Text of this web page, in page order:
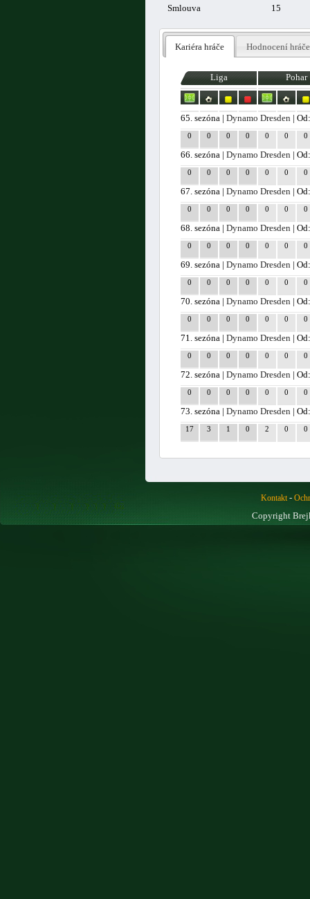
Smlouva
15
Kariéra hráče Hodnocení hráče
Liga Pohar
65. sezóna |Dynamo Dresden |
0 0 0 0 0 0 0
66. sezóna |Dynamo Dresden |
0 0 0 0 0 0 0
67. sezóna |Dynamo Dresden |
0 0 0 0 0 0 0
68. sezóna |Dynamo Dresden |
0 0 0 0 0 0 0
69. sezóna |Dynamo Dresden |
0 0 0 0 0 0 0
70. sezóna |Dynamo Dresden |
0 0 0 0 0 0 0
71. sezóna |Dynamo Dresden |
0 0 0 0 0 0 0
72. sezóna |Dynamo Dresden |
0 0 0 0 0 0 0
73. sezóna |Dynamo Dresden |
17 3 1 0 2 0 0
Kontakt-
Copyright